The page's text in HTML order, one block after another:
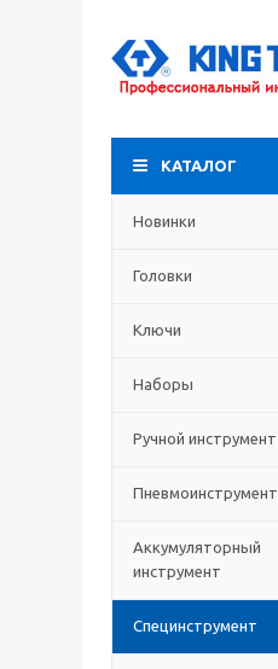
КАТАЛОГ
Новинки
Головки
Ключи
Наборы
Ручной инструмент
Пневмоинструмент
Аккумуляторный
инструмент
Специнструмент